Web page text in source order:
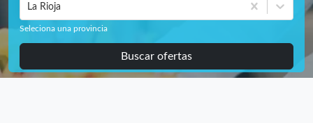
La Rioja
Seleciona una provincia
Buscar ofertas